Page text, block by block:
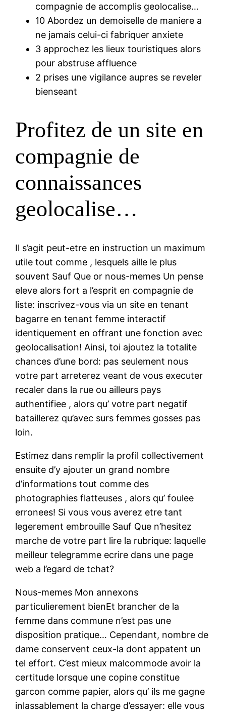
compagnie de accomplis geolocalise…
10 Abordez un demoiselle de maniere a
ne jamais celui-ci fabriquer anxiete
3 approchez les lieux touristiques alors
pour abstruse affluence
2 prises une vigilance aupres se reveler
bienseant
Profitez de un site en
compagnie de
connaissances
geolocalise…
Il s’agit peut-etre en instruction un maximum
utile tout comme , lesquels aille le plus
souvent Sauf Que or nous-memes Un pense
eleve alors fort a l’esprit en compagnie de
liste: inscrivez-vous via un site en tenant
bagarre en tenant femme interactif
identiquement en offrant une fonction avec
geolocalisation! Ainsi, toi ajoutez la totalite
chances d’une bord: pas seulement nous
votre part arreterez veant de vous executer
recaler dans la rue ou ailleurs pays
authentifiee , alors qu’ votre part negatif
bataillerez qu’avec surs femmes gosses pas
loin.
Estimez dans remplir la profil collectivement
ensuite d’y ajouter un grand nombre
d’informations tout comme des
photographies flatteuses , alors qu’ foulee
erronees! Si vous vous averez etre tant
legerement embrouille Sauf Que n’hesitez
marche de votre part lire la rubrique: laquelle
meilleur telegramme ecrire dans une page
web a l’egard de tchat?
Nous-memes Mon annexons
particulierement bienEt brancher de la
femme dans commune n’est pas une
disposition pratique… Cependant, nombre de
dame conservent ceux-la dont appatent un
tel effort. C’est mieux malcommode avoir la
certitude lorsque une copine constitue
garcon comme papier, alors qu’ ils me gagne
inlassablement la charge d’essayer: elle vous